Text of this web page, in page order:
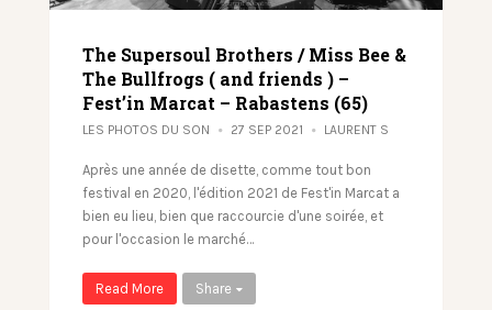
The Supersoul Brothers / Miss Bee &
The Bullfrogs ( and friends ) –
Fest’in Marcat – Rabastens (65)
LES PHOTOS DU SON 27 SEP 2021 LAURENT S
Après une année de disette, comme tout bon
festival en 2020, l'édition 2021 de Fest'in Marcat a
bien eu lieu, bien que raccourcie d'une soirée, et
pour l'occasion le marché…
Read More Share